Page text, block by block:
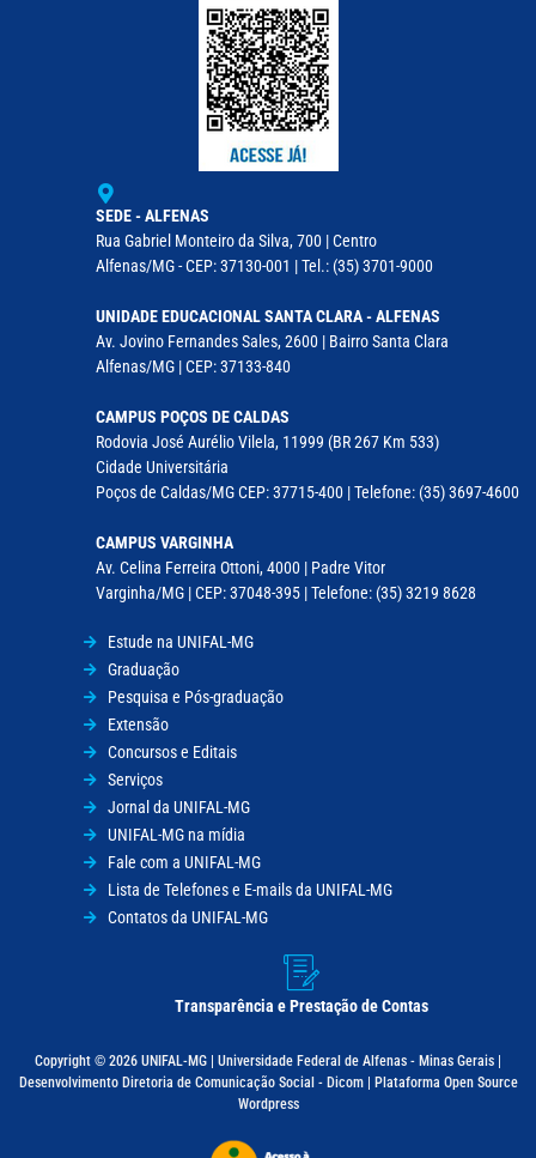
SEDE - ALFENAS
Rua Gabriel Monteiro da Silva, 700 | Centro
Alfenas/MG - CEP: 37130-001 | Tel.: (35) 3701-9000
UNIDADE EDUCACIONAL SANTA CLARA - ALFENAS
Av. Jovino Fernandes Sales, 2600 | Bairro Santa Clara
Alfenas/MG | CEP: 37133-840
CAMPUS POÇOS DE CALDAS
Rodovia José Aurélio Vilela, 11999 (BR 267 Km 533)
Cidade Universitária
Poços de Caldas/MG CEP: 37715-400 | Telefone: (35) 3697-4600
CAMPUS VARGINHA
Av. Celina Ferreira Ottoni, 4000 | Padre Vitor
Varginha/MG | CEP: 37048-395 | Telefone: (35) 3219 8628
Estude na UNIFAL-MG
Graduação
Pesquisa e Pós-graduação
Extensão
Concursos e Editais
Serviços
Jornal da UNIFAL-MG
UNIFAL-MG na mídia
Fale com a UNIFAL-MG
Lista de Telefones e E-mails da UNIFAL-MG
Contatos da UNIFAL-MG
Transparência e Prestação de Contas
Copyright © 2026 UNIFAL-MG | Universidade Federal de Alfenas - Minas Gerais |
Desenvolvimento Diretoria de Comunicação Social - Dicom | Plataforma Open Source
Wordpress